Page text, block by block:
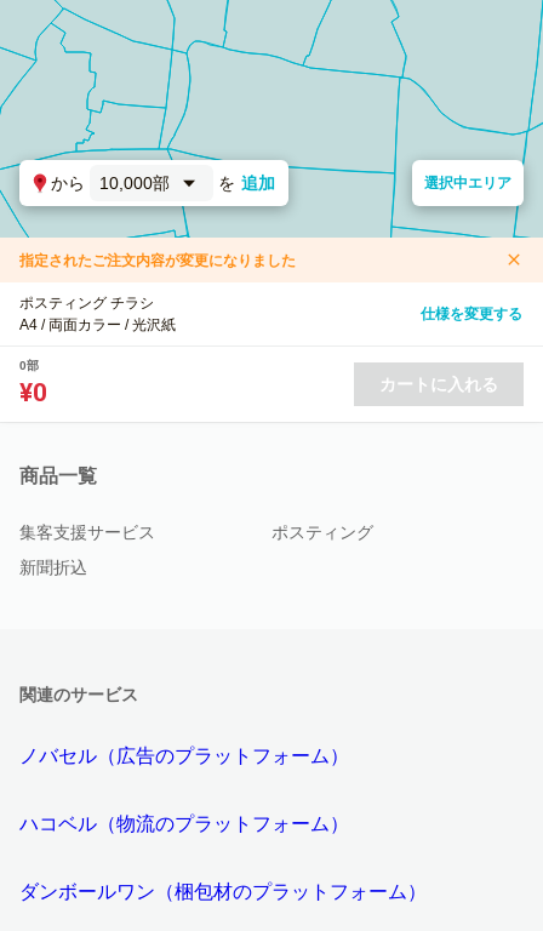
から 10,000部 を 追加 選択中エリア
指定されたご注文内容が変更になりました
ポスティング チラシ
A4 / 両面カラー / 光沢紙
仕様を変更する
0部
¥0 カートに入れる
商品一覧
集客支援サービス
ポスティング
新聞折込
関連のサービス
ノバセル（広告のプラットフォーム）
ハコベル（物流のプラットフォーム）
ダンボールワン（梱包材のプラットフォーム）